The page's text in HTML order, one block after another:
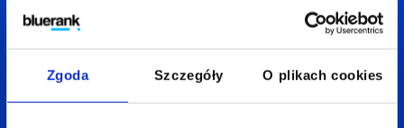
Zgoda Szczegóły O plikach cookies
Zobacz także: